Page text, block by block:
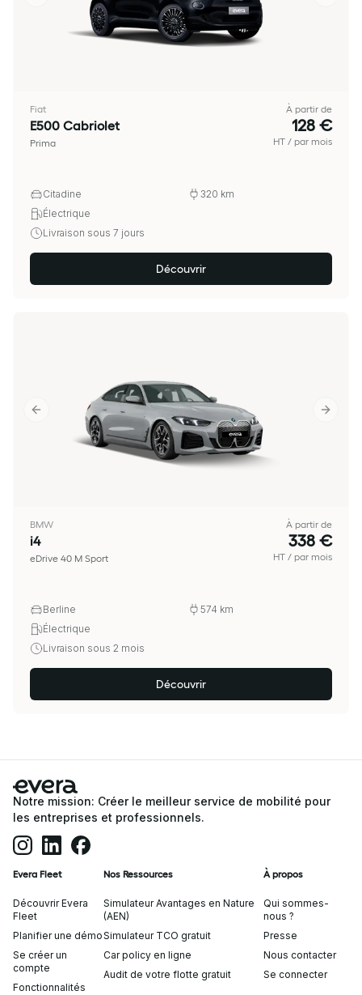
Fiat
E500 Cabriolet
Prima
À partir de
128 €
HT / par mois
Citadine 320 km
Électrique
Livraison sous 7 jours
Découvrir
Previous slide Next
BMW
i4
eDrive 40 M Sport
À partir de
338 €
HT / par mois
Berline 574 km
Électrique
Livraison sous 2 mois
Découvrir
Notre mission: Créer le meilleur service de mobilité pour
les entreprises et professionnels.
Evera Fleet
Découvrir Evera
Fleet
Planifier une démo
Se créer un
compte
Fonctionnalités
Nos Ressources
Simulateur Avantages en Nature
(AEN)
Simulateur TCO gratuit
Car policy en ligne
Audit de votre flotte gratuit
À propos
Qui sommes-
nous ?
Presse
Nous contacter
Se connecter